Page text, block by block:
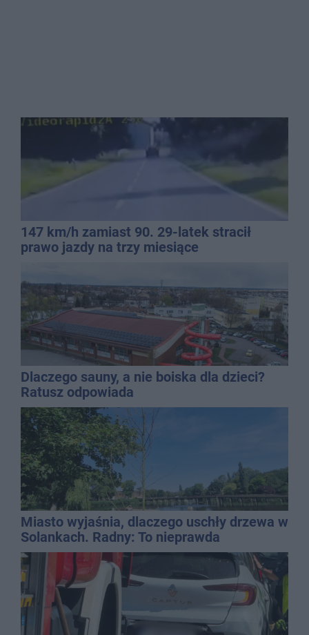
147 km/h zamiast 90. 29-latek stracił
prawo jazdy na trzy miesiące
Dlaczego sauny, a nie boiska dla dzieci?
Ratusz odpowiada
Miasto wyjaśnia, dlaczego uschły drzewa w
Solankach. Radny: To nieprawda